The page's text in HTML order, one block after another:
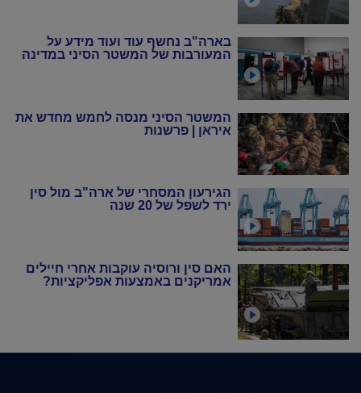
בארה"ב נחשף עוד ועוד מידע על
המעורבות של המשטר הסיני במדינה
המשטר הסיני מנסה לחמש מחדש את
איראן | פרשנות
הגירעון המסחרי של ארה"ב מול סין
ירד לשפל של 20 שנה
האם סין ורוסיה עוקבות אחרי חיילים
אמריקנים באמצעות אפליקציות?